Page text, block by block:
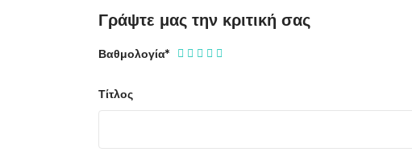
Γράψτε μας την κριτική σας
Βαθμολογία*
Τίτλος